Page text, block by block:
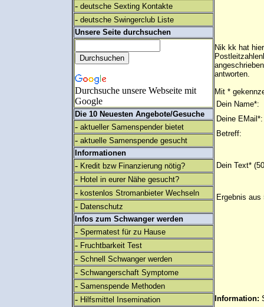
- deutsche Sexting Kontakte
- deutsche Swingerclub Liste
Unsere Seite durchsuchen
Durchsuche unsere Webseite mit
Google
Die 10 Neuesten Angebote/Gesuche
- aktueller Samenspender bietet
- aktuelle Samenspende gesucht
Informationen
- Kredit bzw Finanzierung nötig?
- Hotel in eurer Nähe gesucht?
- kostenlos Stromanbieter Wechseln
- Datenschutz
Infos zum Schwanger werden
- Spermatest für zu Hause
- Fruchtbarkeit Test
- Schnell Schwanger werden
- Schwangerschaft Symptome
- Samenspende Methoden
- Hilfsmittel Insemination
Nik kk hat
antworten.
Mit *
Dein Name*:
Deine EMail*:
Betreff:
Dein Text*
Ergebnis aus
Information: